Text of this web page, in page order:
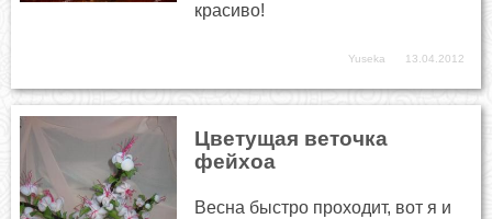
красиво!
Yuseka 13.04.2012
Цветущая веточка
фейхоа
Весна быстро проходит, вот я и